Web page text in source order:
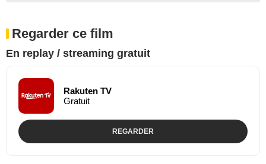
Regarder ce film
En replay / streaming gratuit
Rakuten TV
Gratuit
REGARDER